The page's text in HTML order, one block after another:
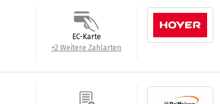
EC-Karte
+2 Weitere Zahlarten